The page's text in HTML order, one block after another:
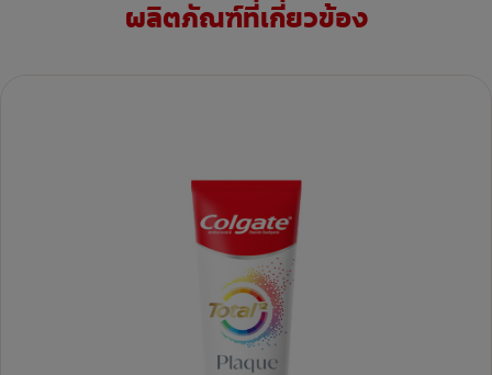
ผลิตภัณฑ์ที่เกี่ยวข้อง